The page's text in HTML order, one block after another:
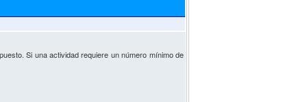
Si una actividad requiere un número mínimo de